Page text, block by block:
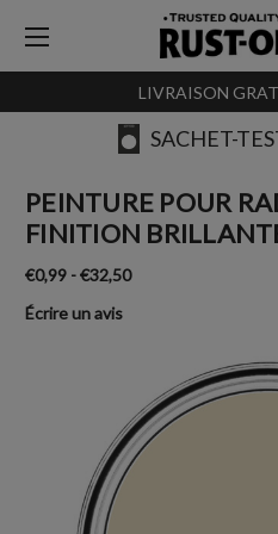
LIVRAISON
AVIS
PEINTURE POUR
FINITION
€0,99 - €32,50
Écrire un avis